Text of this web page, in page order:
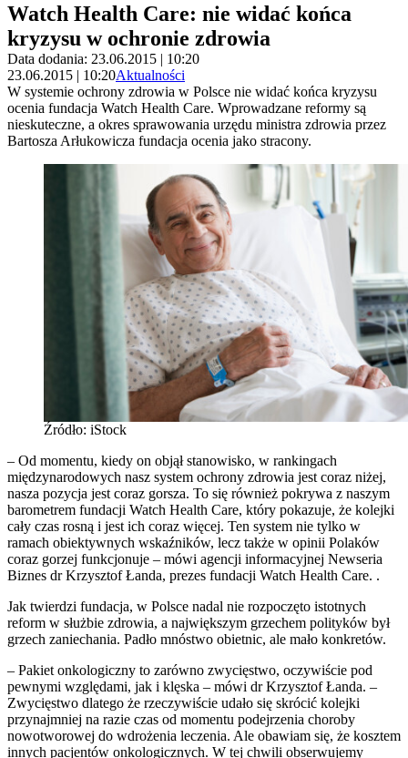
Watch Health Care: nie widać końca
kryzysu w ochronie zdrowia
Data dodania: 23.06.2015 | 10:20
23.06.2015 | 10:20Aktualności
W systemie ochrony zdrowia w Polsce nie widać końca kryzysu
ocenia fundacja Watch Health Care. Wprowadzane reformy są
nieskuteczne, a okres sprawowania urzędu ministra zdrowia przez
Bartosza Arłukowicza fundacja ocenia jako stracony.
Źródło: iStock
– Od momentu, kiedy on objął stanowisko, w rankingach
międzynarodowych nasz system ochrony zdrowia jest coraz niżej,
nasza pozycja jest coraz gorsza. To się również pokrywa z naszym
barometrem fundacji Watch Health Care, który pokazuje, że kolejki
cały czas rosną i jest ich coraz więcej. Ten system nie tylko w
ramach obiektywnych wskaźników, lecz także w opinii Polaków
coraz gorzej funkcjonuje – mówi agencji informacyjnej Newseria
Biznes dr Krzysztof Łanda, prezes fundacji Watch Health Care. .
Jak twierdzi fundacja, w Polsce nadal nie rozpoczęto istotnych
reform w służbie zdrowia, a największym grzechem polityków był
grzech zaniechania. Padło mnóstwo obietnic, ale mało konkretów.
– Pakiet onkologiczny to zarówno zwycięstwo, oczywiście pod
pewnymi względami, jak i klęska – mówi dr Krzysztof Łanda. –
Zwycięstwo dlatego że rzeczywiście udało się skrócić kolejki
przynajmniej na razie czas od momentu podejrzenia choroby
nowotworowej do wdrożenia leczenia. Ale obawiam się, że kosztem
innych pacjentów onkologicznych. W tej chwili obserwujemy